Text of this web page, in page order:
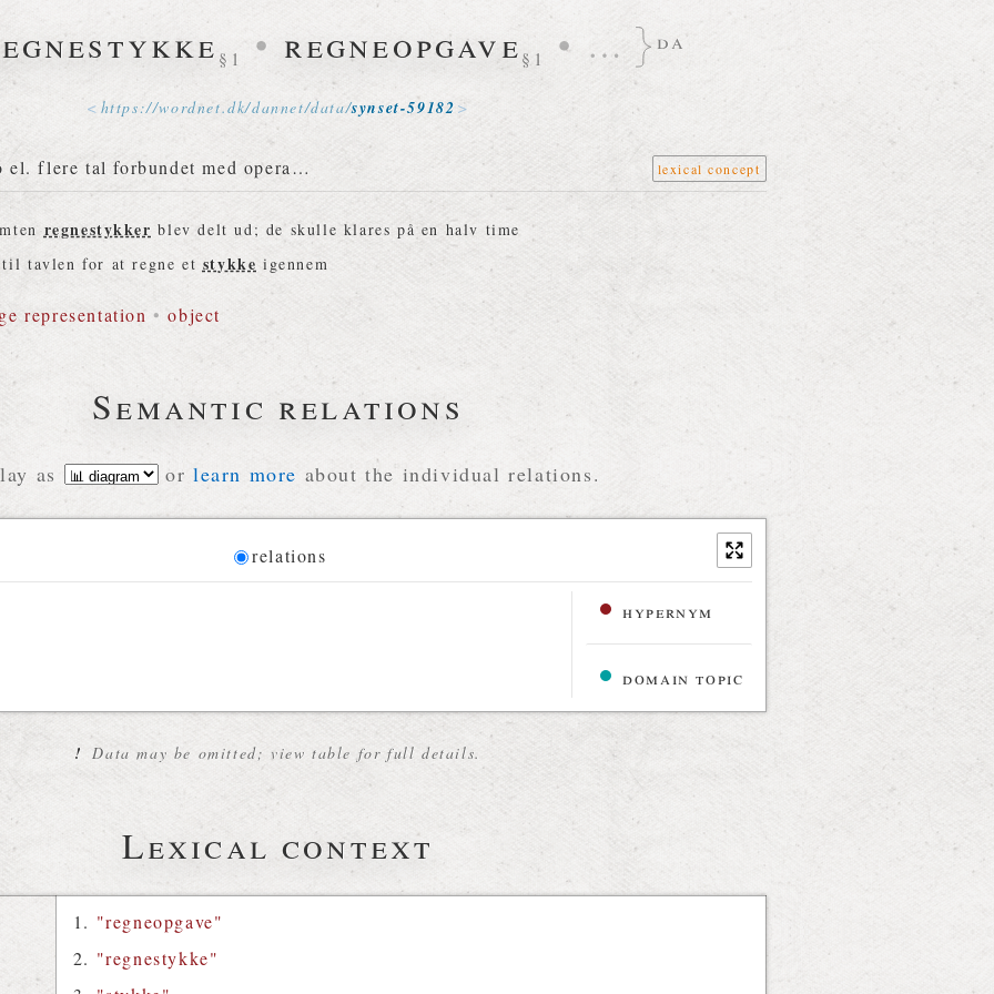
§1 • regneopgave§1 • … da
https://wordnet.dk/dannet/data/synset-59182
flere tal forbundet med opera… lexical concept
regnestykker blev delt ud; de skulle klares på en halv time
til tavlen for at regne et stykke igennem
representation •object
Semantic relations
as or learn more about the individual relations.
Diagram
relations
hypernym
domain topic
! Data may be omitted; view table for full details.
Lexical context
"regneopgave"
"regnestykke"